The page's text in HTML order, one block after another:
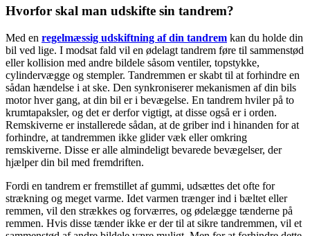
Hvorfor skal man udskifte sin tandrem?
Med en regelmæssig udskiftning af din tandrem kan du holde din
bil ved lige. I modsat fald vil en ødelagt tandrem føre til sammenstød
eller kollision med andre bildele såsom ventiler, topstykke,
cylindervægge og stempler. Tandremmen er skabt til at forhindre en
sådan hændelse i at ske. Den synkroniserer mekanismen af din bils
motor hver gang, at din bil er i bevægelse. En tandrem hviler på to
krumtapaksler, og det er derfor vigtigt, at disse også er i orden.
Remskiverne er installerede sådan, at de griber ind i hinanden for at
forhindre, at tandremmen ikke glider væk eller omkring
remskiverne. Disse er alle almindeligt bevarede bevægelser, der
hjælper din bil med fremdriften.
Fordi en tandrem er fremstillet af gummi, udsættes det ofte for
strækning og meget varme. Idet varmen trænger ind i bæltet eller
remmen, vil den strækkes og forværres, og ødelægge tænderne på
remmen. Hvis disse tænder ikke er der til at sikre tandremmen, vil et